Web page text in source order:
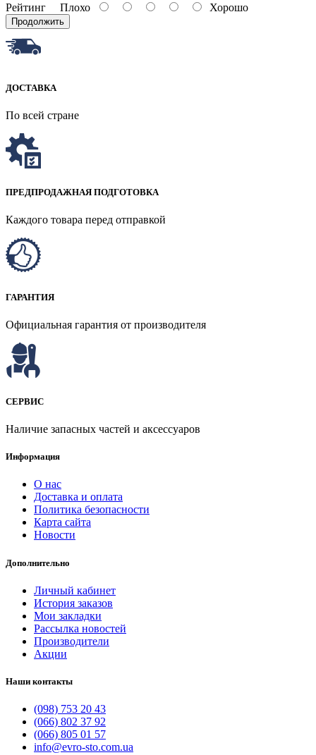
Рейтинг Плохо Хорошо
Продолжить
ДОСТАВКА
По всей стране
ПРЕДПРОДАЖНАЯ ПОДГОТОВКА
Каждого товара перед отправкой
ГАРАНТИЯ
Официальная гарантия от производителя
СЕРВИС
Наличие запасных частей и аксессуаров
Информация
О нас
Доставка и оплата
Политика безопасности
Карта сайта
Новости
Дополнительно
Личный кабинет
История заказов
Мои закладки
Рассылка новостей
Производители
Акции
Наши контакты
(098) 753 20 43
(066) 802 37 92
(066) 805 01 57
info@evro-sto.com.ua